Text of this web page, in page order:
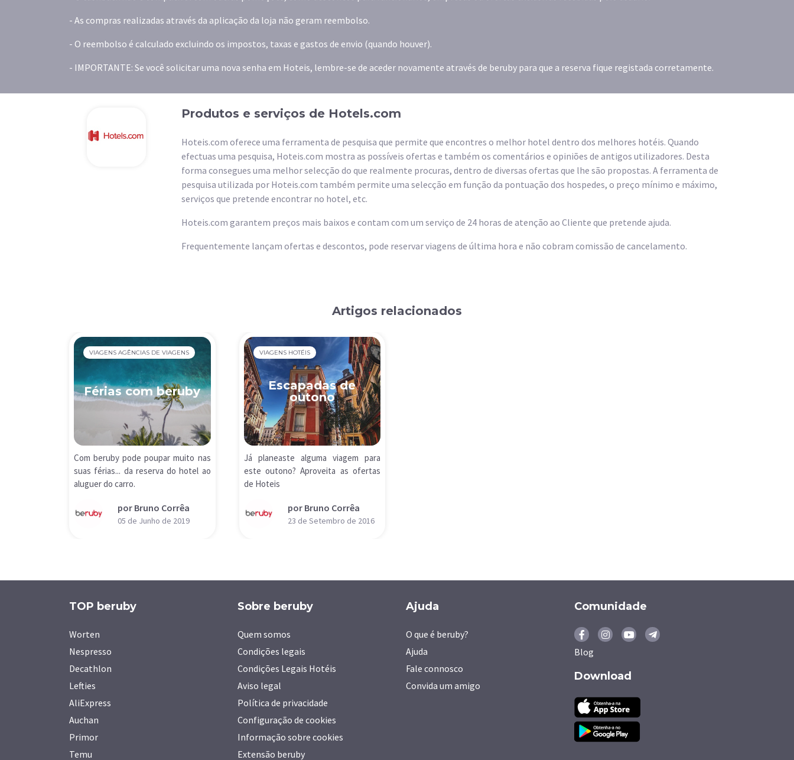
- As compras realizadas através da aplicação da loja não geram reembolso.
- O reembolso é calculado excluindo os impostos, taxas e gastos de envio (quando houver).
- IMPORTANTE: Se você solicitar uma nova senha em Hoteis, lembre-se de aceder novamente através de beruby para que a reserva fique registada corretamente.
Produtos e serviços de Hotels.com
Hoteis.com oferece uma ferramenta de pesquisa que permite que encontres o melhor hotel dentro dos melhores hotéis. Quando
efectuas uma pesquisa, Hoteis.com mostra as possíveis ofertas e também os comentários e opiniões de antigos utilizadores. Desta
forma consegues uma melhor selecção do que realmente procuras, dentro de diversas ofertas que lhe são propostas. A ferramenta de
pesquisa utilizada por Hoteis.com também permite uma selecção em função da pontuação dos hospedes, o preço mínimo e máximo,
serviços que pretende encontrar no hotel, etc.
Hoteis.com garantem preços mais baixos e contam com um serviço de 24 horas de atenção ao Cliente que pretende ajuda.
Frequentemente lançam ofertas e descontos, pode reservar viagens de última hora e não cobram comissão de cancelamento.
Artigos relacionados
VIAGENS AGÊNCIAS DE VIAGENS
Férias com beruby
Com beruby pode poupar muito nas
suas férias... da reserva do hotel ao
aluguer do carro.
por Bruno Corrêa
05 de Junho de 2019
VIAGENS HOTÉIS
Escapadas de
outono
Já planeaste alguma viagem para
este outono? Aproveita as ofertas
de Hoteis
por Bruno Corrêa
23 de Setembro de 2016
TOP beruby
Worten
Nespresso
Decathlon
Lefties
AliExpress
Auchan
Primor
Temu
Sobre beruby
Quem somos
Condições legais
Condições Legais Hotéis
Aviso legal
Política de privacidade
Configuração de cookies
Informação sobre cookies
Extensão beruby
Ajuda
O que é beruby?
Ajuda
Fale connosco
Convida um amigo
Comunidade
Blog
Download